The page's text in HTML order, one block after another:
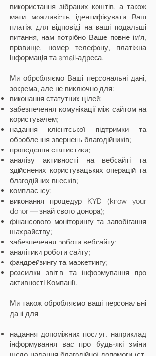
використання зібраних коштів, а також
мати можливість ідентифікувати Ваш
платіж для відповіді на ваші подальші
питання, нам потрібно Ваше повне ім'я,
прізвище, номер телефону, платіжна
інформація та email-адреса.
Ми обробляємо Ваші персональні дані,
зокрема, але не виключно для:
виконання статутних цілей;
забезпечення комунікації між сайтом на
користувачем;
надання клієнтської підтримки та
оброблення звернень благодійників;
проведення статистики;
аналізу активності на вебсайті та
здійснених користувацьких операцій та
благодійних внесків;
комплаєнсу;
виконання процедур KYD (know your
donor — знай свого донора);
фінансового моніторингу та запобігання
шахрайству;
забезпечення роботи вебсайту;
аналітики роботи сайту;
фандрейзингу та маркетингу;
розсилки звітів та інформування про
активності Компанії.
Ми також обробляємо ваші персональні
дані для:
надання допоміжних послуг, наприклад
інформування вас про будь-які зміни